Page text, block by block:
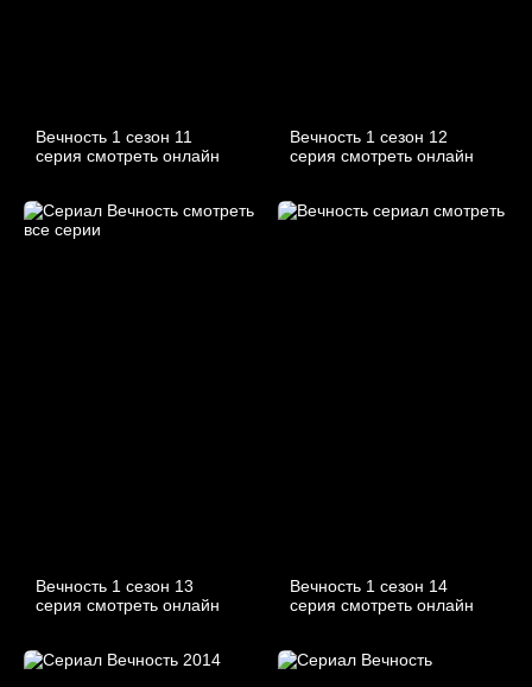
Вечность 1 сезон 11
серия смотреть онлайн
Вечность 1 сезон 12
серия смотреть онлайн
Вечность 1 сезон 13
серия смотреть онлайн
Вечность 1 сезон 14
серия смотреть онлайн